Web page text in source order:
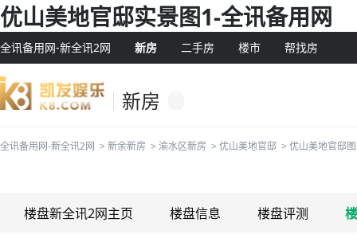
优山美地官邸实景图1-全讯备用网
全讯备用网-新全讯2网 新房 二手房 楼市 帮找房
新房
全讯备用网-新全讯2网 > 新余新房 > 渝水区新房 > 优山美地官邸 > 优山美地官邸
楼盘新全讯2网主页 楼盘信息 楼盘评测